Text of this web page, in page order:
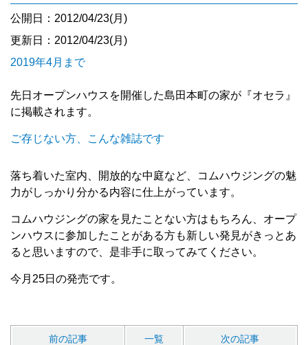
公開日：2012/04/23(月)
更新日：2012/04/23(月)
2019年4月まで
先日オープンハウスを開催した島田本町の家が『オセラ』
に掲載されます。
ご存じない方、こんな雑誌です
落ち着いた室内、開放的な中庭など、コムハウジングの魅
力がしっかり分かる内容に仕上がっています。
コムハウジングの家を見たことない方はもちろん、オープ
ンハウスに参加したことがある方も新しい発見がきっとあ
ると思いますので、是非手に取ってみてください。
今月25日の発売です。
前の記事 一覧 次の記事